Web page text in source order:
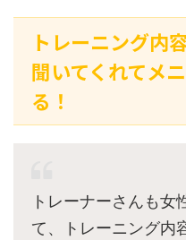
トレーニング内
聞いてくれてメ
る！
トレーナーさんも女
て、トレーニング内